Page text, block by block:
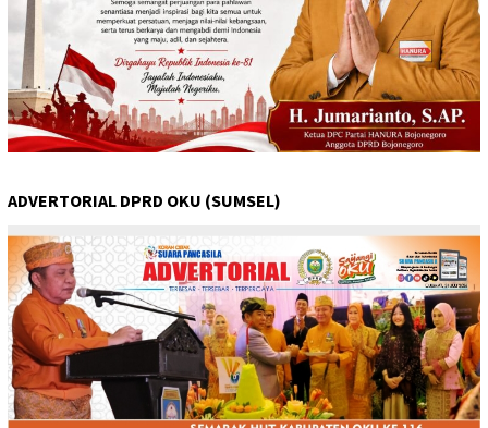
ADVERTORIAL DPRD OKU (SUMSEL)